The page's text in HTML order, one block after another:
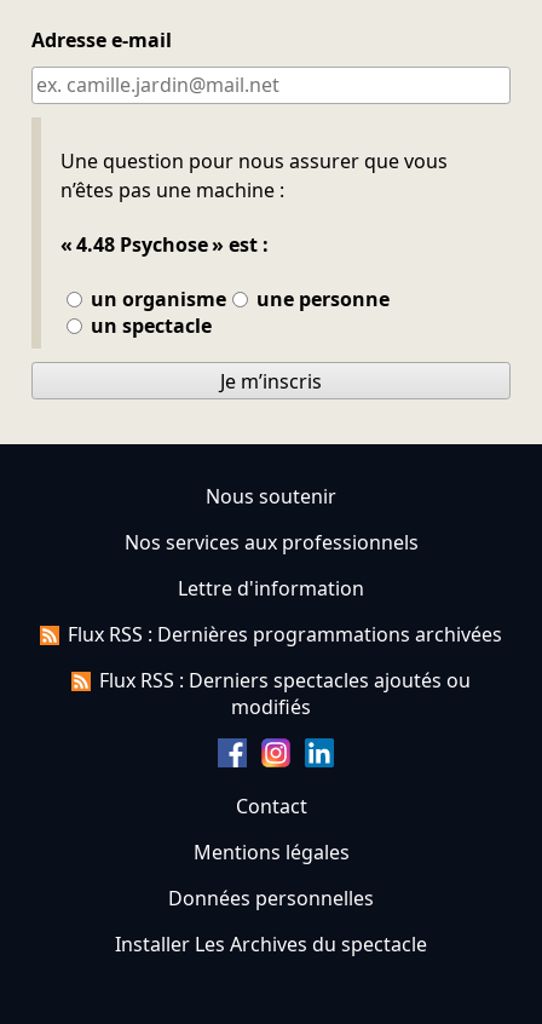
Adresse e-mail
Une question pour nous assurer que vous
n’êtes pas une machine :
« 4.48 Psychose » est :
un organisme
une personne
un spectacle
Ne pas remplir
Je m’inscris
Nous soutenir
Nos services aux professionnels
Lettre d'information
Flux RSS : Dernières programmations archivées
Flux RSS : Derniers spectacles ajoutés ou
modifiés
Contact
Mentions légales
Données personnelles
Installer Les Archives du spectacle